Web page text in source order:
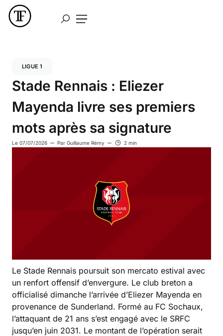
LIGUE 1
Stade Rennais : Eliezer
Mayenda livre ses premiers
mots après sa signature
Le 07/07/2026 Par Guillaume Rémy 2 min
Le Stade Rennais poursuit son mercato estival avec
un renfort offensif d’envergure. Le club breton a
officialisé dimanche l’arrivée d’Eliezer Mayenda en
provenance de Sunderland. Formé au FC Sochaux,
l’attaquant de 21 ans s’est engagé avec le SRFC
jusqu’en juin 2031. Le montant de l’opération serait